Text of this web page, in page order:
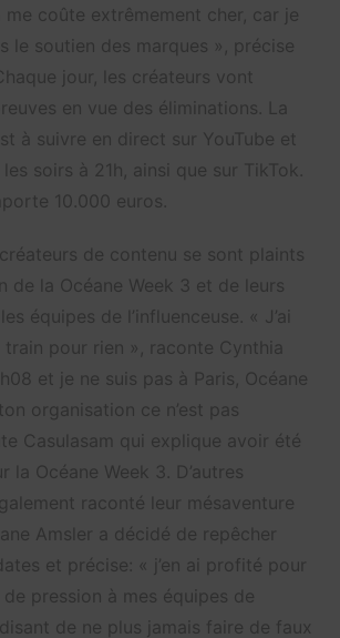
me coûte extrêmement cher, car je
le soutien des marques », précise
jour, les créateurs vont
en vue des éliminations. La
à suivre en direct sur YouTube et
soirs à 21h, ainsi que sur TikTok.
10.000 euros.
de contenu se sont plaints
de la Océane Week 3 et de leurs
équipes de l’influenceuse. « J’ai
pour rien », raconte Cynthia
et je ne suis pas à Paris, Océane
organisation ce n’est pas
Casulasam qui explique avoir été
la Océane Week 3. D’autres
raconté leur mésaventure
Amsler a décidé de repêcher
et précise: « j’en ai profité pour
pression à mes équipes de
de ne plus jamais faire de faux